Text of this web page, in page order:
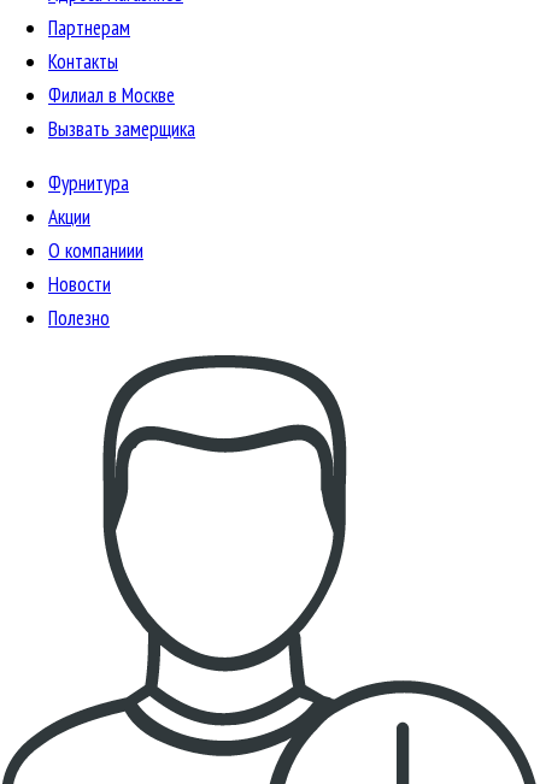
Партнерам
Контакты
Филиал в Москве
Вызвать замерщика
Фурнитура
Акции
О компаниии
Новости
Полезно